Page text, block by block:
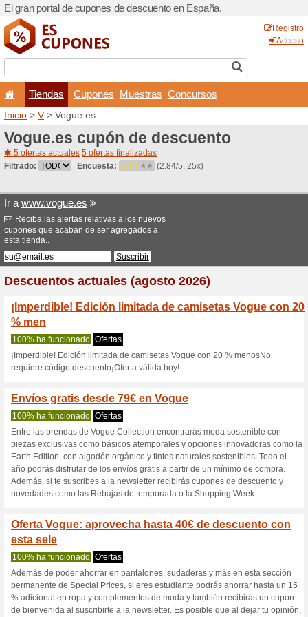
El gran portal de cupones
Tiendas
Inicio>V> Vogue.es
Vogue.es
Filtrado:
www.vogue.es
Reciba las alertas relativas
cupones que acaban de ser
esta tienda..